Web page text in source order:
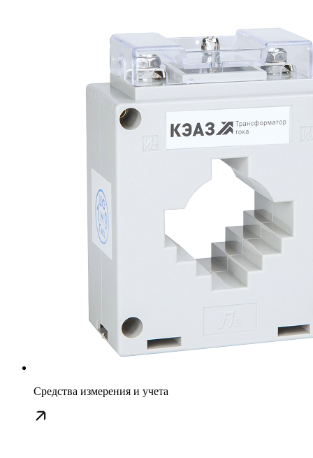
Средства измерения и учета